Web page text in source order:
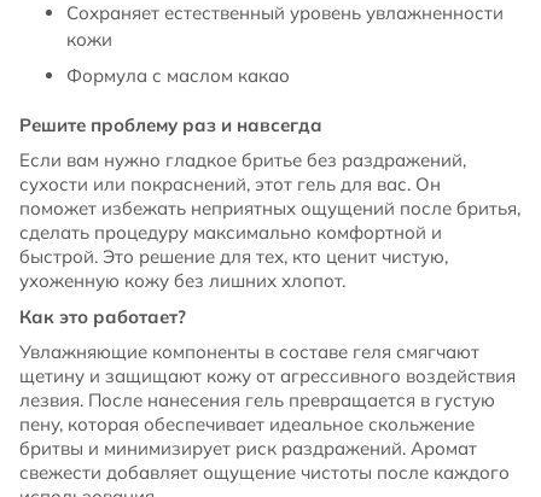
Сохраняет естественный уровень увлажненности
кожи
Формула с маслом какао
Решите проблему раз и навсегда
Если вам нужно гладкое бритье без раздражений,
сухости или покраснений, этот гель для вас. Он
поможет избежать неприятных ощущений после бритья,
сделать процедуру максимально комфортной и
быстрой. Это решение для тех, кто ценит чистую,
ухоженную кожу без лишних хлопот.
Как это работает?
Увлажняющие компоненты в составе геля смягчают
щетину и защищают кожу от агрессивного воздействия
лезвия. После нанесения гель превращается в густую
пену, которая обеспечивает идеальное скольжение
бритвы и минимизирует риск раздражений. Аромат
свежести добавляет ощущение чистоты после каждого